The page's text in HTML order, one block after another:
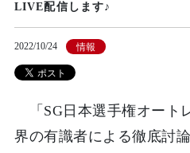
LIVE配信します♪
2022/10/24 情報
「SG日本選手権オート
界の有識者による徹底討